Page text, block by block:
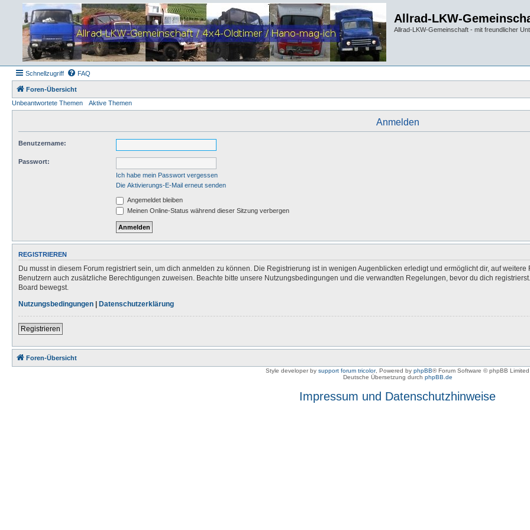
Allrad-LKW-
Allrad-LKW-Gemeinschaft - mit freundlicher
Schnellzugriff FAQ
Foren-Übersicht
Unbeantwortete Themen
Aktive Themen
Anmelden
Benutzername:
Passwort:
Ich habe mein Passwort vergessen
Die Aktivierungs-E-Mail erneut senden
Angemeldet bleiben
Meinen Online-Status während dieser Sitzung verbergen
REGISTRIEREN
Du musst in diesem Forum registriert sein, um dich anmelden zu können. Die Registrierung ist in wenigen Augenblicken erledigt und ermöglicht dir, auf
Benutzern auch zusätzliche Berechtigungen zuweisen. Beachte bitte unsere Nutzungsbedingungen und die verwandten Regelungen, bevor du dich
Board bewegst.
Nutzungsbedingungen | Datenschutzerklärung
Registrieren
Foren-Übersicht
Style developer by support forum tricolor, Powered by phpBB® Forum Software © phpBB Limited
Deutsche Übersetzung durch phpBB.de
Impressum und Datenschutzhinweise